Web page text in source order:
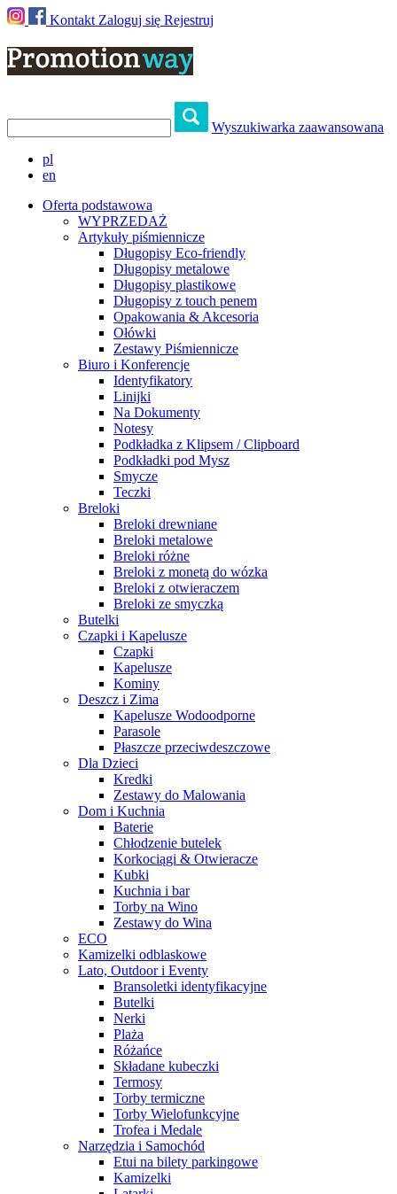
Kontakt Zaloguj się Rejestruj
Wyszukiwarka zaawansowana
pl
en
Oferta podstawowa
WYPRZEDAŻ
Artykuły piśmiennicze
Długopisy Eco-friendly
Długopisy metalowe
Długopisy plastikowe
Długopisy z touch penem
Opakowania & Akcesoria
Ołówki
Zestawy Piśmiennicze
Biuro i Konferencje
Identyfikatory
Linijki
Na Dokumenty
Notesy
Podkładka z Klipsem / Clipboard
Podkładki pod Mysz
Smycze
Teczki
Breloki
Breloki drewniane
Breloki metalowe
Breloki różne
Breloki z monetą do wózka
Breloki z otwieraczem
Breloki ze smyczką
Butelki
Czapki i Kapelusze
Czapki
Kapelusze
Kominy
Deszcz i Zima
Kapelusze Wodoodporne
Parasole
Płaszcze przeciwdeszczowe
Dla Dzieci
Kredki
Zestawy do Malowania
Dom i Kuchnia
Baterie
Chłodzenie butelek
Korkociągi & Otwieracze
Kubki
Kuchnia i bar
Torby na Wino
Zestawy do Wina
ECO
Kamizelki odblaskowe
Lato, Outdoor i Eventy
Bransoletki identyfikacyjne
Butelki
Nerki
Plaża
Różańce
Składane kubeczki
Termosy
Torby termiczne
Torby Wielofunkcyjne
Trofea i Medale
Narzędzia i Samochód
Etui na bilety parkingowe
Kamizelki